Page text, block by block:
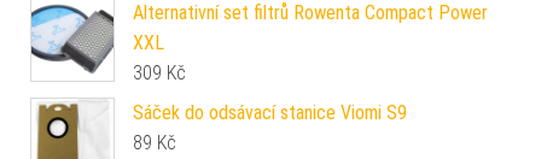
Alternativní set filtrů Rowenta Compact Power
XXL
309 Kč
Sáček do odsávací stanice Viomi S9
89 Kč